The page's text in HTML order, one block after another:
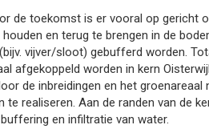
de toekomst is er vooral op gericht
en terug te brengen in de
vijver/sloot) gebufferd worden.
afgekoppeld worden in kern
de inbreidingen en het
te realiseren. Aan de randen van de
en infiltratie van water.